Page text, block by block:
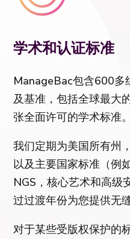
学术和认证标准
ManageBac包含600多
及基准，包括全球最大
张全面许可的学术标准。
我们定期为美国所有州
以及主要国家标准（例
NGS，核心艺术和高级
过过渡年份为您提供无
对于某些受版权保护的